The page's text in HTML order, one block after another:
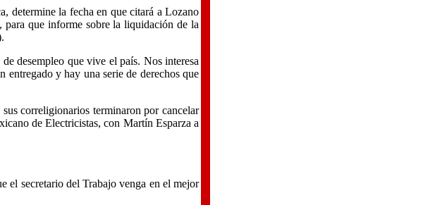
determine la fecha en que citará a Lozano
que informe sobre la liquidación de la
desempleo que vive el país. Nos interesa
entregado y hay una serie de derechos que
correligionarios terminaron por cancelar
de Electricistas, con Martín Esparza a
el secretario del Trabajo venga en el mejor